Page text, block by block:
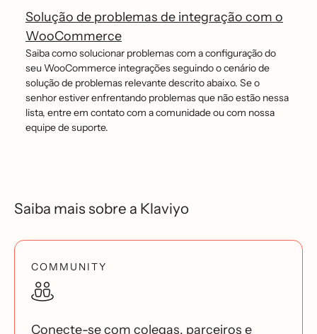
Solução de problemas de integração com o
WooCommerce
Saiba como solucionar problemas com a configuração do
seu WooCommerce integrações seguindo o cenário de
solução de problemas relevante descrito abaixo. Se o
senhor estiver enfrentando problemas que não estão nessa
lista, entre em contato com a comunidade ou com nossa
equipe de suporte.
Saiba mais sobre a Klaviyo
COMMUNITY
Conecte-se com colegas, parceiros e